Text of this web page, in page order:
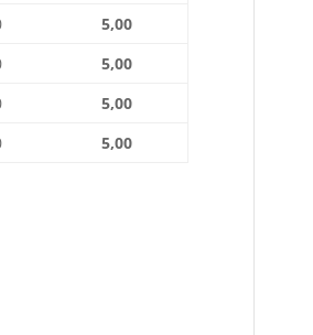
5,00
5,00
5,00
5,00